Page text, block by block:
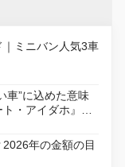
ミニバン人気3車
車”に込めた意味
・アイダホ』が
年の金額の目